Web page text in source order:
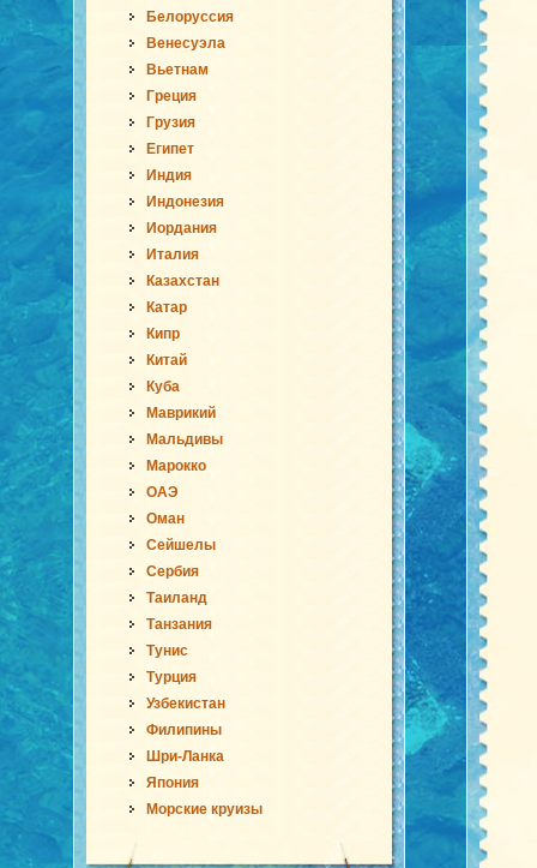
Белоруссия
Венесуэла
Вьетнам
Греция
Грузия
Египет
Индия
Индонезия
Иордания
Италия
Казахстан
Катар
Кипр
Китай
Куба
Маврикий
Мальдивы
Марокко
ОАЭ
Оман
Сейшелы
Сербия
Таиланд
Танзания
Тунис
Турция
Узбекистан
Филипины
Шри-Ланка
Япония
Морские круизы